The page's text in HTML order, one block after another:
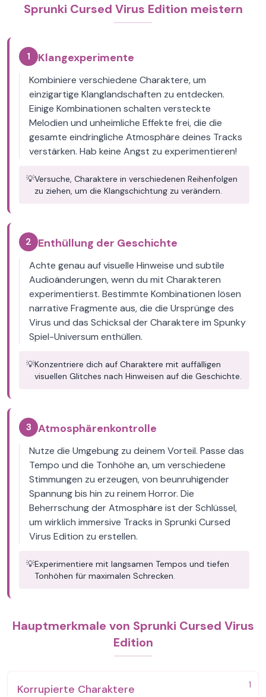
Sprunki Cursed Virus Edition meistern
1 Klangexperimente
Kombiniere verschiedene Charaktere, um
einzigartige Klanglandschaften zu entdecken.
Einige Kombinationen schalten versteckte
Melodien und unheimliche Effekte frei, die die
gesamte eindringliche Atmosphäre deines Tracks
verstärken. Hab keine Angst zu experimentieren!
💡Versuche, Charaktere in verschiedenen Reihenfolgen
zu ziehen, um die Klangschichtung zu verändern.
2 Enthüllung der Geschichte
Achte genau auf visuelle Hinweise und subtile
Audioänderungen, wenn du mit Charakteren
experimentierst. Bestimmte Kombinationen lösen
narrative Fragmente aus, die die Ursprünge des
Virus und das Schicksal der Charaktere im Spunky
Spiel-Universum enthüllen.
💡Konzentriere dich auf Charaktere mit auffälligen
visuellen Glitches nach Hinweisen auf die Geschichte.
3 Atmosphärenkontrolle
Nutze die Umgebung zu deinem Vorteil. Passe das
Tempo und die Tonhöhe an, um verschiedene
Stimmungen zu erzeugen, von beunruhigender
Spannung bis hin zu reinem Horror. Die
Beherrschung der Atmosphäre ist der Schlüssel,
um wirklich immersive Tracks in Sprunki Cursed
Virus Edition zu erstellen.
💡Experimentiere mit langsamen Tempos und tiefen
Tonhöhen für maximalen Schrecken.
Hauptmerkmale von Sprunki Cursed Virus
Edition
1
Korrupierte Charaktere